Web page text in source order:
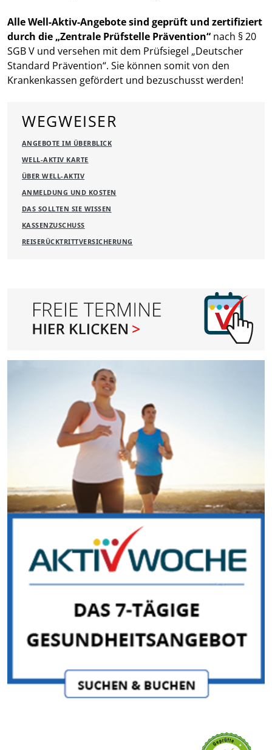
Alle Well-Aktiv-Angebote sind geprüft und zertifiziert
durch die „Zentrale Prüfstelle Prävention“ nach § 20
SGB V und versehen mit dem Prüfsiegel „Deutscher
Standard Prävention“. Sie können somit von den
Krankenkassen gefördert und bezuschusst werden!
WEGWEISER
ANGEBOTE IM ÜBERBLICK
WELL-AKTIV KARTE
ÜBER WELL-AKTIV
ANMELDUNG UND KOSTEN
DAS SOLLTEN SIE WISSEN
KASSENZUSCHUSS
REISERÜCKTRITTVERSICHERUNG